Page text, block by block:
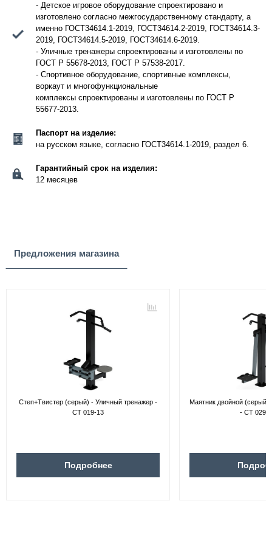
- Детское игровое оборудование спроектировано и
изготовлено согласно межгосударственному стандарту, а
именно ГОСТ34614.1-2019, ГОСТ34614.2-2019, ГОСТ34614.3-
2019, ГОСТ34614.5-2019, ГОСТ34614.6-2019.
- Уличные тренажеры спроектированы и изготовлены по
ГОСТ Р 55678-2013, ГОСТ Р 57538-2017.
- Спортивное оборудование, спортивные комплексы,
воркаут и многофункциональные
комплексы спроектированы и изготовлены по ГОСТ Р
55677-2013.
Паспорт на изделие:
на русском языке, согласно ГОСТ34614.1-2019, раздел 6.
Гарантийный срок на изделия:
12 месяцев
Предложения магазина
Степ+Твистер (серый) - Уличный тренажер -
СТ 019-13
Подробнее
Маятник двойной (серый)
- СТ 029-